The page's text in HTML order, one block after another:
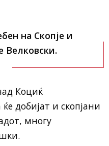
на Скопје и
Велковски.
Коциќ
добијат и скопјани
многу